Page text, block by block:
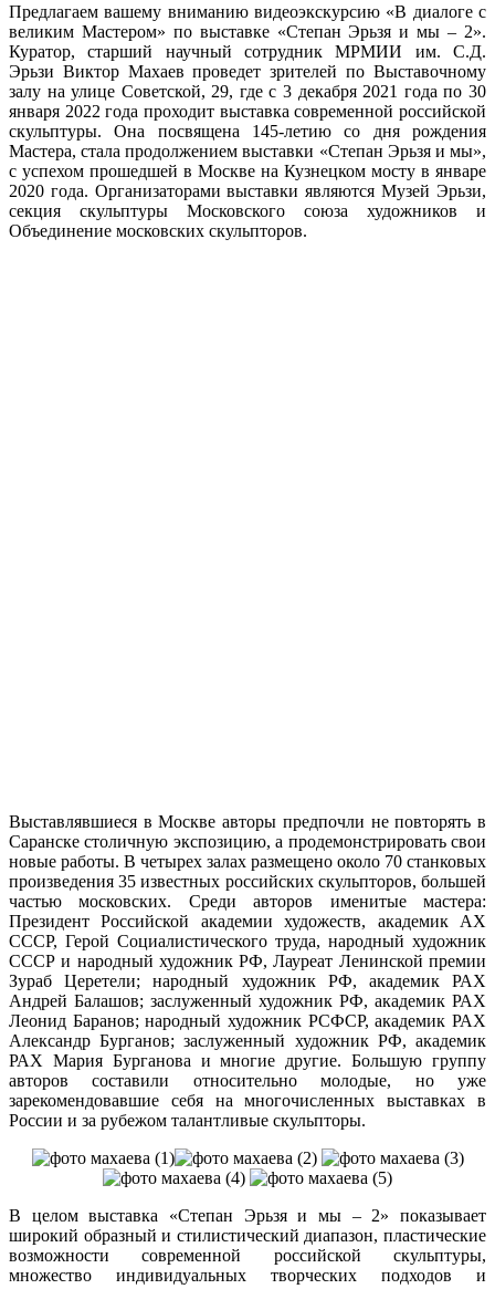
Предлагаем вашему вниманию видеоэкскурсию «В диалоге с
великим Мастером» по выставке «Степан Эрьзя и мы – 2».
Куратор, старший научный сотрудник МРМИИ им. С.Д.
Эрьзи Виктор Махаев проведет зрителей по Выставочному
залу на улице Советской, 29, где с 3 декабря 2021 года по 30
января 2022 года проходит выставка современной российской
скульптуры. Она посвящена 145-летию со дня рождения
Мастера, стала продолжением выставки «Степан Эрьзя и мы»,
с успехом прошедшей в Москве на Кузнецком мосту в январе
2020 года. Организаторами выставки являются Музей Эрьзи,
секция скульптуры Московского союза художников и
Объединение московских скульпторов.
Выставлявшиеся в Москве авторы предпочли не повторять в
Саранске столичную экспозицию, а продемонстрировать свои
новые работы. В четырех залах размещено около 70 станковых
произведения 35 известных российских скульпторов, большей
частью московских. Среди авторов именитые мастера:
Президент Российской академии художеств, академик АХ
СССР, Герой Социалистического труда, народный художник
СССР и народный художник РФ, Лауреат Ленинской премии
Зураб Церетели; народный художник РФ, академик РАХ
Андрей Балашов; заслуженный художник РФ, академик РАХ
Леонид Баранов; народный художник РСФСР, академик РАХ
Александр Бурганов; заслуженный художник РФ, академик
РАХ Мария Бурганова и многие другие. Большую группу
авторов составили относительно молодые, но уже
зарекомендовавшие себя на многочисленных выставках в
России и за рубежом талантливые скульпторы.
В целом выставка «Степан Эрьзя и мы – 2» показывает
широкий образный и стилистический диапазон, пластические
возможности современной российской скульптуры,
множество индивидуальных творческих подходов и